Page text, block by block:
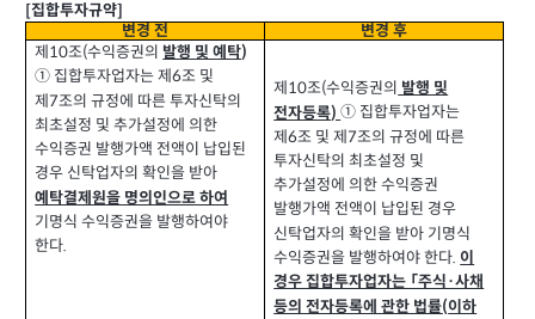
집합투자규약
변경 전
변경 후
제 10조(수익증권의 발행 및 예탁)
① 집합투자업자는 제6조 및
제7조의 규정에 따른 투자신탁의
최초설정 및 추가설정에 의한
수익증권 발행가액 전액이 납입된
경우 신탁업자의 확인을 받아
예탁결제원을 명의인으로 하여
기명식 수익증권을 발행하여야
한다.
제 10조(수익증권의 발행 및
전자등록)① 집합투자업자는
제6조 및 제 7조의 규정에 따른
투자신탁의 최초설정 및
추가설정에 의한 수익증권
발행가액 전액이 납입된 경우
신탁업자의 확인을 받아 기명식
수익증권을 발행하여야 한다. 이
경우 집합투자업자는 「주식·사채
등의 전자등록에 관한 법률(이하